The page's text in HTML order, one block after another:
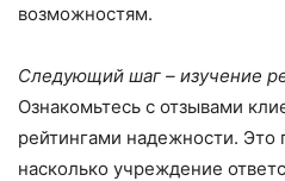
возможностям.
Следующий шаг – изучение
Ознакомьтесь с отзывами
рейтингами надежности. Это
насколько учреждение